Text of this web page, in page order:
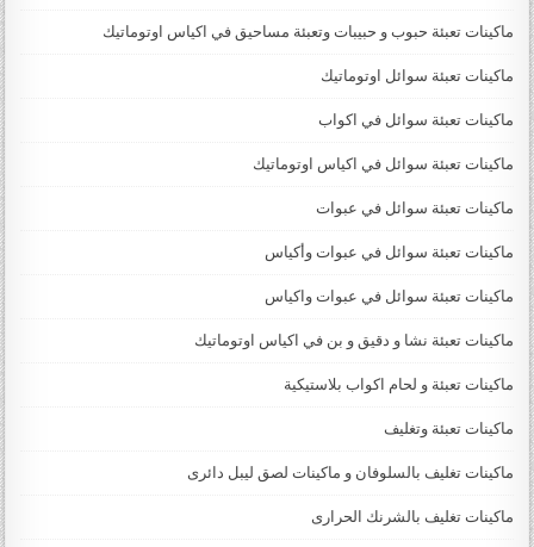
ماكينات تعبئة حبوب و حبيبات وتعبئة مساحيق في اكياس اوتوماتيك
ماكينات تعبئة سوائل اوتوماتيك
ماكينات تعبئة سوائل في اكواب
ماكينات تعبئة سوائل في اكياس اوتوماتيك
ماكينات تعبئة سوائل في عبوات
ماكينات تعبئة سوائل في عبوات وأكياس
ماكينات تعبئة سوائل في عبوات واكياس
ماكينات تعبئة نشا و دقيق و بن في اكياس اوتوماتيك
ماكينات تعبئة و لحام اكواب بلاستيكية
ماكينات تعبئة وتغليف
ماكينات تغليف بالسلوفان و ماكينات لصق ليبل دائرى
ماكينات تغليف بالشرنك الحرارى